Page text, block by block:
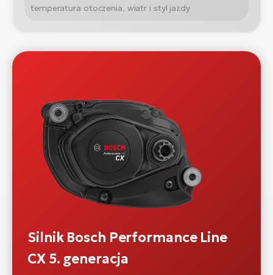
temperatura otoczenia, wiatr i styl jazdy
Silnik Bosch Performance Line
CX 5. generacja